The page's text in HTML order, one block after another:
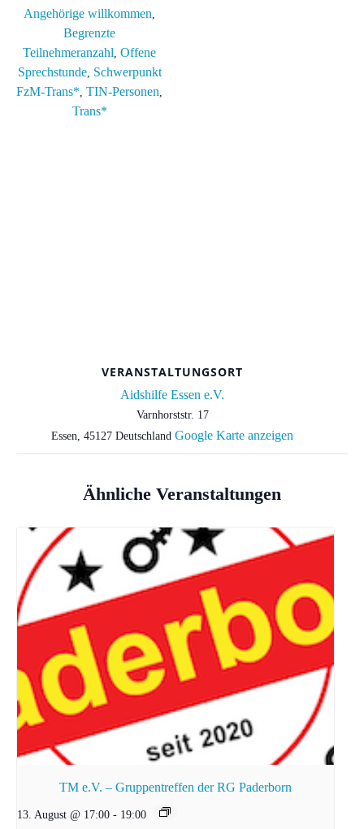
Angehörige willkommen
Begrenzte
Teilnehmeranzahl Offene
Sprechstunde, Schwerpunkt
FzM-Trans* TIN-Personen
Trans*
VERANSTALTUNGSORT
Aidshilfe Essen e.V.
Varnhorststr. 17
Essen 45127 Deutschland Google Karte anzeigen
Ähnliche Veranstaltungen
TM e.V. – Gruppentreffen der RG Paderborn
13. August @ 17:00 - 19:00